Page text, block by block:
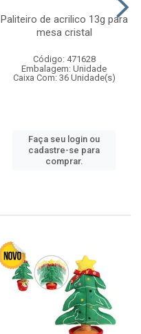
Paliteiro de acrilico 13g para
mesa cristal
Código: 471628
Embalagem: Unidade
Caixa Com: 36 Unidade(s)
Faça seu login ou
cadastre-se para
comprar.